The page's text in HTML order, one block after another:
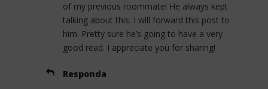
of my previous roommate! He always kept
talking about this. I will forward this post to
him. Pretty sure he’s going to have a very
good read. I appreciate you for sharing!
Responda